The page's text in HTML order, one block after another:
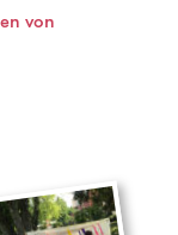
von